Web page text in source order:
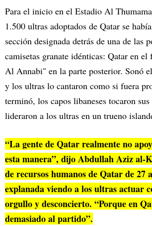
Para el inicio en el Estadio Al
1.500 ultras adoptados de Qatar se
sección designada detrás de una de las
camisetas granate idénticas: Qatar en
Al Annabi" en la parte posterior. Sonó
y los ultras lo cantaron como si fuera
terminó, los capos libaneses tocaron
lideraron a los ultras en un trueno
“La gente de Qatar realmente no
esta manera”, dijo Abdullah Aziz al-
de recursos humanos de Qatar de 27
explanada viendo a los ultras actuar
orgullo y desconcierto. “Porque en
demasiado al partido”.